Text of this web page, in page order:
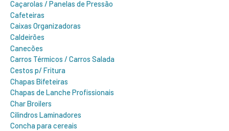
Caçarolas / Panelas de Pressão
Cafeteiras
Caixas Organizadoras
Caldeirões
Canecões
Carros Térmicos / Carros Salada
Cestos p/ Fritura
Chapas Bifeteiras
Chapas de Lanche Profissionais
Char Broilers
Cilindros Laminadores
Concha para cereais